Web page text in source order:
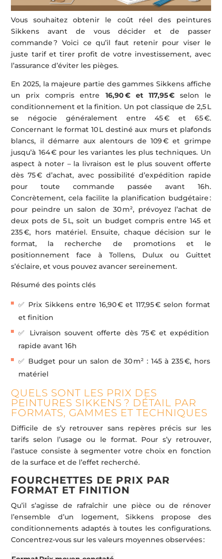
Vous souhaitez obtenir le coût réel des peintures
Sikkens avant de vous décider et de passer
commande ? Voici ce qu’il faut retenir pour viser le
juste tarif et tirer profit de votre investissement, avec
l’assurance d’éviter les pièges.
En 2025, la majeure partie des gammes Sikkens affiche
un prix compris entre 16,90 € et 117,95 €selon le
conditionnement et la finition. Un pot classique de 2,5 L
se négocie généralement entre 45 € et 65 €.
Concernant le format 10 L destiné aux murs et plafonds
blancs, il démarre aux alentours de 109 € et grimpe
jusqu’à 164 € pour les variantes les plus techniques. Un
aspect à noter – la livraison est le plus souvent offerte
dès 75 € d’achat, avec possibilité d’expédition rapide
pour toute commande passée avant 16h.
Concrètement, cela facilite la planification budgétaire :
pour peindre un salon de 30 m², prévoyez l’achat de
deux pots de 5 L, soit un budget compris entre 145 et
235 €, hors matériel. Ensuite, chaque décision sur le
format, la recherche de promotions et le
positionnement face à Tollens, Dulux ou Guittet
s’éclaire, et vous pouvez avancer sereinement.
Résumé des points clés
✅ Prix Sikkens entre 16,90 € et 117,95 € selon format
et finition
✅ Livraison souvent offerte dès 75 € et expédition
rapide avant 16h
✅ Budget pour un salon de 30 m² : 145 à 235 €, hors
matériel
QUELS SONT LES PRIX DES
PEINTURES SIKKENS ? DÉTAIL PAR
FORMATS, GAMMES ET TECHNIQUES
Difficile de s’y retrouver sans repères précis sur les
tarifs selon l’usage ou le format. Pour s’y retrouver,
l’astuce consiste à segmenter votre choix en fonction
de la surface et de l’effet recherché.
FOURCHETTES DE PRIX PAR
FORMAT ET FINITION
Qu’il s’agisse de rafraîchir une pièce ou de rénover
l’ensemble d’un logement, Sikkens propose des
conditionnements adaptés à toutes les configurations.
Concentrez-vous sur les valeurs moyennes observées :